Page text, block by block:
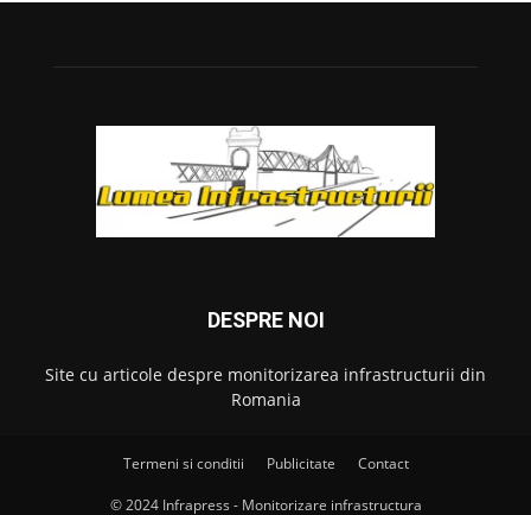
DESPRE NOI
Site cu articole despre monitorizarea infrastructurii din
Romania
Termeni si conditii Publicitate Contact
© 2024 Infrapress - Monitorizare infrastructura